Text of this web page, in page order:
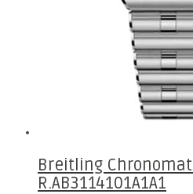
Breitling
R.AB3114101A1A1